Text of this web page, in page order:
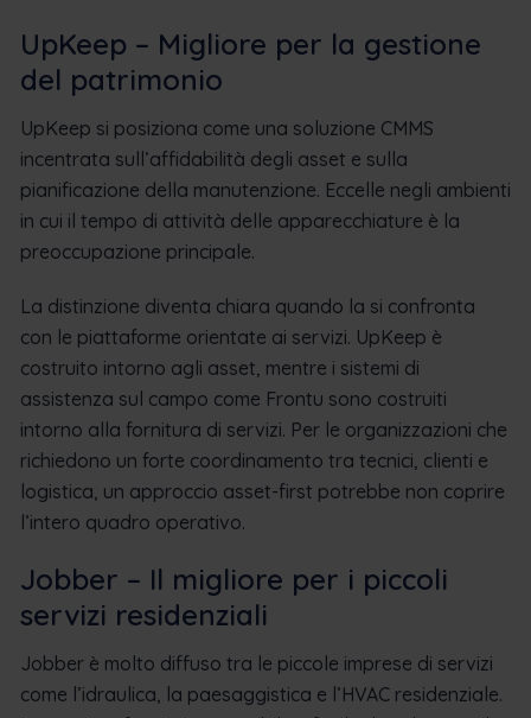
UpKeep – Migliore per la gestione
del patrimonio
UpKeep si posiziona come una soluzione CMMS
incentrata sull’affidabilità degli asset e sulla
pianificazione della manutenzione. Eccelle negli ambienti
in cui il tempo di attività delle apparecchiature è la
preoccupazione principale.
La distinzione diventa chiara quando la si confronta
con le piattaforme orientate ai servizi. UpKeep è
costruito intorno agli asset, mentre i sistemi di
assistenza sul campo come Frontu sono costruiti
intorno alla fornitura di servizi. Per le organizzazioni che
richiedono un forte coordinamento tra tecnici, clienti e
logistica, un approccio asset-first potrebbe non coprire
l’intero quadro operativo.
Jobber – Il migliore per i piccoli
servizi residenziali
Jobber è molto diffuso tra le piccole imprese di servizi
come l’idraulica, la paesaggistica e l’HVAC residenziale.